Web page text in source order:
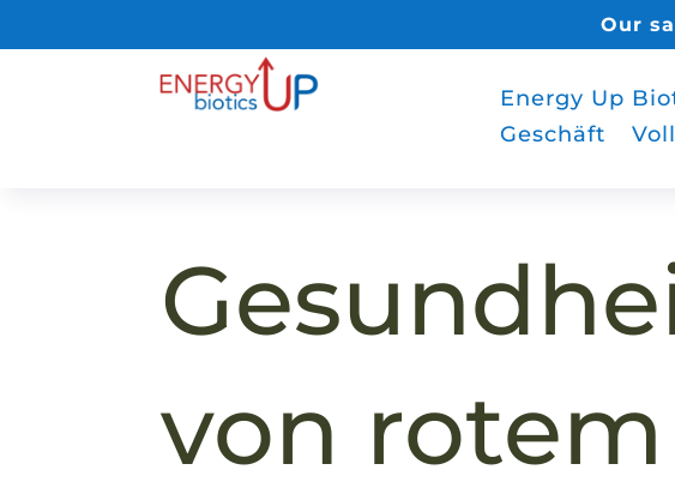
Our
Energy Up
Geschäft
von